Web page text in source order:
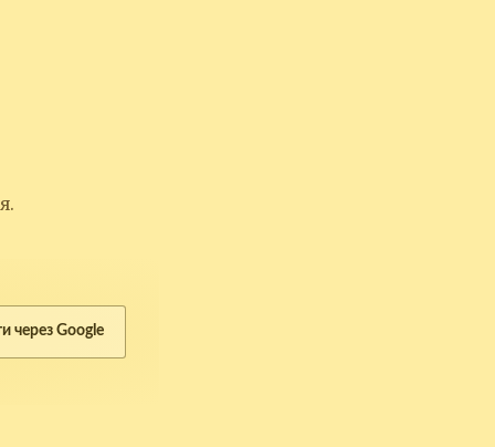
через Google